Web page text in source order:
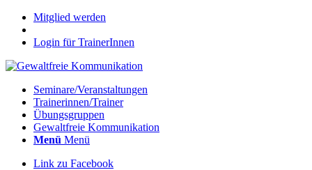
Mitglied werden
Login für TrainerInnen
Seminare/Veranstaltungen
Trainerinnen/Trainer
Übungsgruppen
Gewaltfreie Kommunikation
Menü Menü
Link zu Facebook